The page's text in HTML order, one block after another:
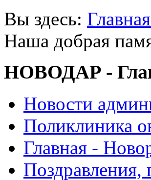
Вы здесь:
Наша добрая
НОВОДАР -
Новости
Поликлиника
Главная -
Поздравления,